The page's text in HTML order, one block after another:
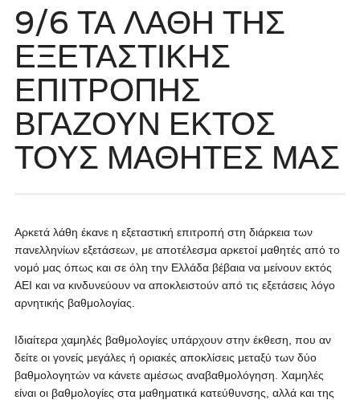
9/6 ΤΑ ΛΑΘΗ ΤΗΣ
ΕΞΕΤΑΣΤΙΚΗΣ
ΕΠΙΤΡΟΠΗΣ
ΒΓΑΖΟΥΝ ΕΚΤΟΣ
ΤΟΥΣ ΜΑΘΗΤΕΣ ΜΑΣ
Αρκετά λάθη έκανε η εξεταστική επιτροπή στη διάρκεια των
πανελληνίων εξετάσεων, με αποτέλεσμα αρκετοί μαθητές από το
νομό μας όπως και σε όλη την Ελλάδα βέβαια να μείνουν εκτός
ΑΕΙ και να κινδυνεύουν να αποκλειστούν από τις εξετάσεις λόγο
αρνητικής βαθμολογίας.
Ιδιαίτερα χαμηλές βαθμολογίες υπάρχουν στην έκθεση, που αν
δείτε οι γονείς μεγάλες ή οριακές αποκλίσεις μεταξύ των δύο
βαθμολογητών να κάνετε αμέσως αναβαθμολόγηση. Χαμηλές
είναι οι βαθμολογίες στα μαθηματικά κατεύθυνσης, αλλά και της